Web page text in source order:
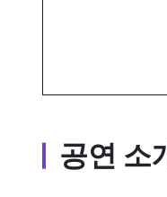
공연 소